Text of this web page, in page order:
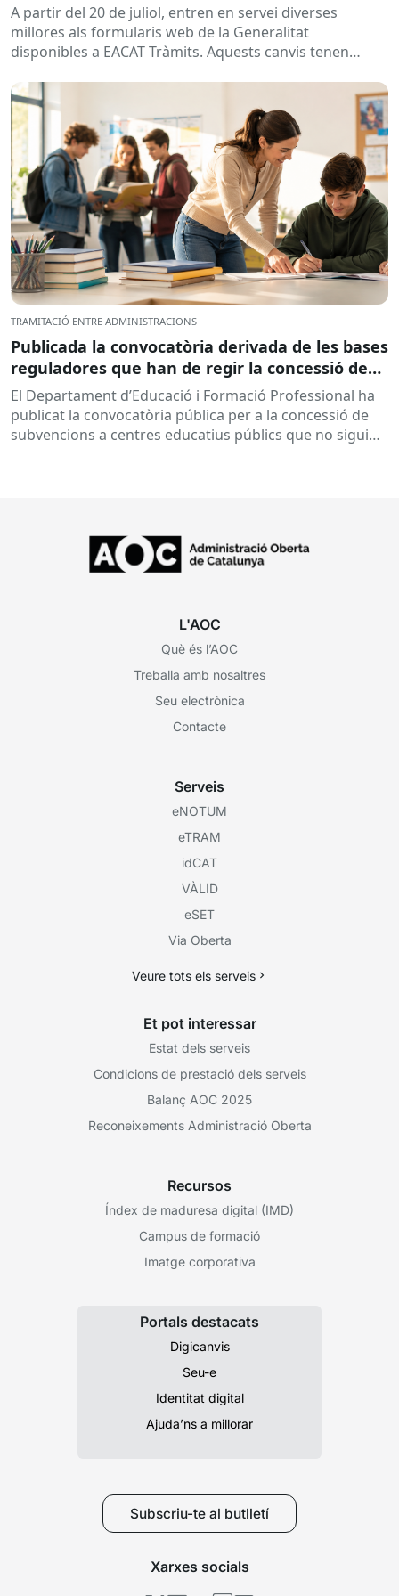
A partir del 20 de juliol, entren en servei diverses
millores als formularis web de la Generalitat
disponibles a EACAT Tràmits. Aquests canvis tenen
TRAMITACIÓ ENTRE ADMINISTRACIONS
Publicada la convocatòria derivada de les bases
reguladores que han de regir la concessió de
subvencions a centres educatius, per al
desenvolupament de programes de formació i
inserció, durant el curs 2026-2027
El Departament d’Educació i Formació Professional ha
publicat la convocatòria pública per a la concessió de
subvencions a centres educatius públics que no siguin
L'AOC
Què és l’AOC
Treballa amb nosaltres
Seu electrònica
Contacte
Serveis
eNOTUM
eTRAM
idCAT
VÀLID
eSET
Via Oberta
Veure tots els serveis
Et pot interessar
Estat dels serveis
Condicions de prestació dels serveis
Balanç AOC 2025
Reconeixements Administració Oberta
Recursos
Índex de maduresa digital (IMD)
Campus de formació
Imatge corporativa
Portals destacats
Digicanvis
Seu-e
Identitat digital
Ajuda’ns a millorar
Subscriu-te al butlletí
Xarxes socials